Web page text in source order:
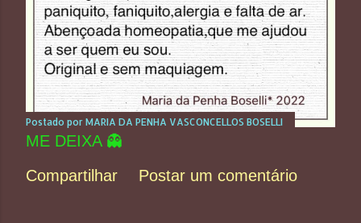
Postado por MARIA DA PENHA VASCONCELLOS BOSELLI
ME DEIXA 👻
Compartilhar
Postar um comentário